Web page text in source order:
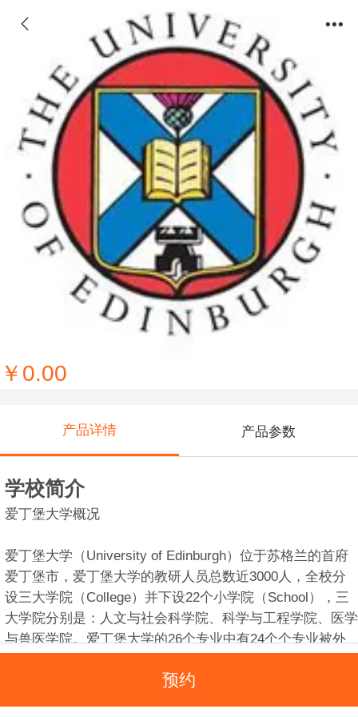
￥0.00
产品详情 产品参数
学校简介
爱丁堡大学概况
爱丁堡大学（University of Edinburgh）位于苏格兰的首府
爱丁堡市，爱丁堡大学的教研人员总数近3000人，全校分
设三大学院（College）并下设22个小学院（School），三
大学院分别是：人文与社会科学院、科学与工程学院、医学
与兽医学院。爱丁堡大学的26个专业中有24个个专业被外
最具规模的院校之一，在校学生总数达到17000人，其中
预约